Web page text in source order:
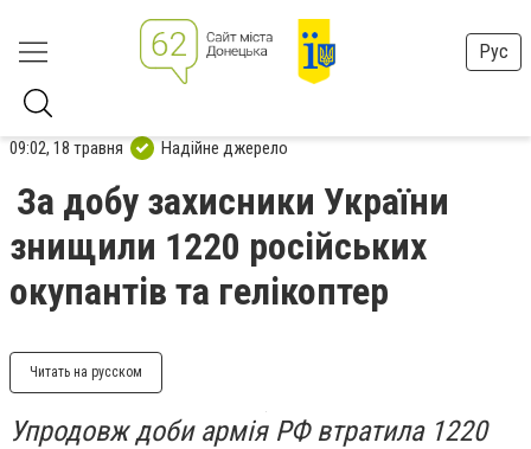
Рус
09:02, 18 травня Надійне джерело
За добу захисники України
знищили 1220 російських
окупантів та гелікоптер
Читать на русском
Упродовж доби армія РФ втратила 1220